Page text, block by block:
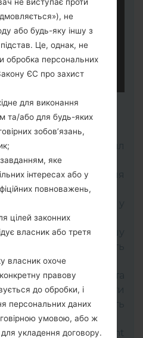
ПК:LG Flash Tool 2014
та розпакуйте файл
формат KDZ для
версій прошивок.
і увійдіть у
і утримуйте клавішу
а потім підключіть
LG Flash Tool 2014 та
KDZ (Вибрати
тут), далі оберіть
"CSE Flash".
виберіть "Different
не
або будь-яку іншу з
Це, однак, не
обробка персональних
ЄС про захист
для виконання
та/або для будь-яких
зобов’язань,
яке
інтересах або у
повноважень,
цілей законних
власник або третя
власник охоче
правову
до обробки, і
персональних даних
умовою, або ж
укладення договору.